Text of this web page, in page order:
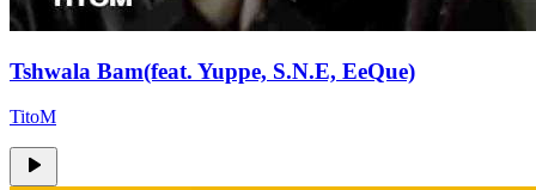
Tshwala Bam(feat. Yuppe, S.N.E, EeQue)
TitoM